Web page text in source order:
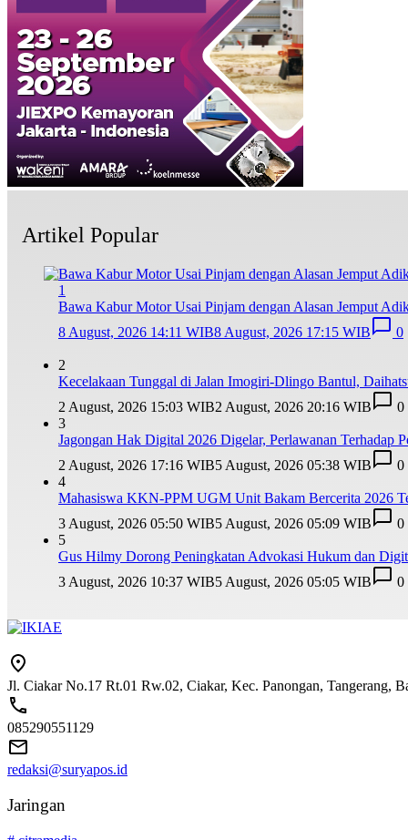
Artikel Popular
1
Bawa Kabur Motor Usai Pinjam dengan Alasan Jemput
8 August, 2026 14:11 WIB8 August, 2026 17:15 WIB 0
2
Kecelakaan Tunggal di Jalan Imogiri-Dlingo Bantul,
2 August, 2026 15:03 WIB2 August, 2026 20:16 WIB
0
3
Jagongan Hak Digital 2026 Digelar, Perlawanan Terhadap
2 August, 2026 17:16 WIB5 August, 2026 05:38 WIB
0
4
Mahasiswa KKN-PPM UGM Unit Bakam Bercerita 2026
3 August, 2026 05:50 WIB5 August, 2026 05:09 WIB
0
5
Gus Hilmy Dorong Peningkatan Advokasi Hukum dan
3 August, 2026 10:37 WIB5 August, 2026 05:05 WIB 0
Jl. Ciakar No.17 Rt.01 Rw.02, Ciakar, Kec. Panongan, Tangerang,
085290551129
redaksi@suryapos.id
Jaringan